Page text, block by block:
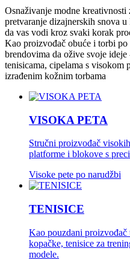
Osnaživanje modne kreativnosti
pretvaranje dizajnerskih snova
da vas vodi kroz svaki korak
Kao proizvođač obuće i torbi
brendovima da ožive svoje
tenisicama, cipelama s
izrađenim kožnim torbama
VISOKA PETA
Stručni proizvođač
platforme i blokove s
Visoke pete po narudžbi
TENISICE
Kao pouzdani
kopačke, tenisice za
modele.